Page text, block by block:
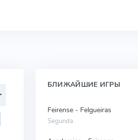
БЛИЖАЙШИЕ ИГРЫ
Feirense - Felgueiras
Segunda